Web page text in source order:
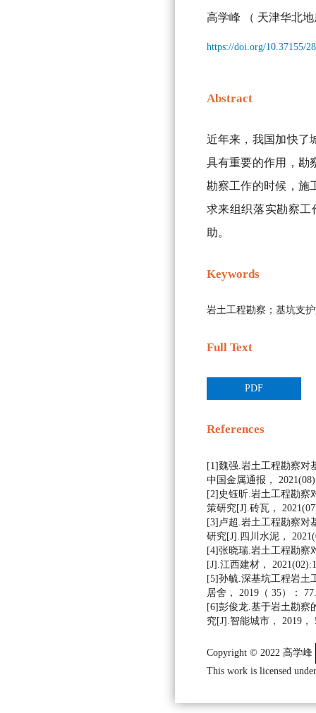
高学峰 （ 天津华北
https://doi.org/10.37155/
Abstract
近年来，我国加快了
具有重要的作用，勘
勘察工作的时候，施
求来组织落实勘察
助。
Keywords
岩土工程勘察；基坑支
Full Text
PDF
References
[1]魏强.岩土工程勘察对
中国金属通报，
[2]史钰昕.岩土工程勘察
策研究[J].砖瓦，
[3]卢超.岩土工程勘察对
研究[J].四川水泥，
[4]张晓瑞.岩土工程勘察
[J].江西建材，
[5]孙毓.深基坑工程岩土
居舍， 2019（ 35）： 77.
[6]彭俊龙.基于岩土勘察
究[J].智能城市， 2019，
Copyright © 2022 高学峰
This work is licensed